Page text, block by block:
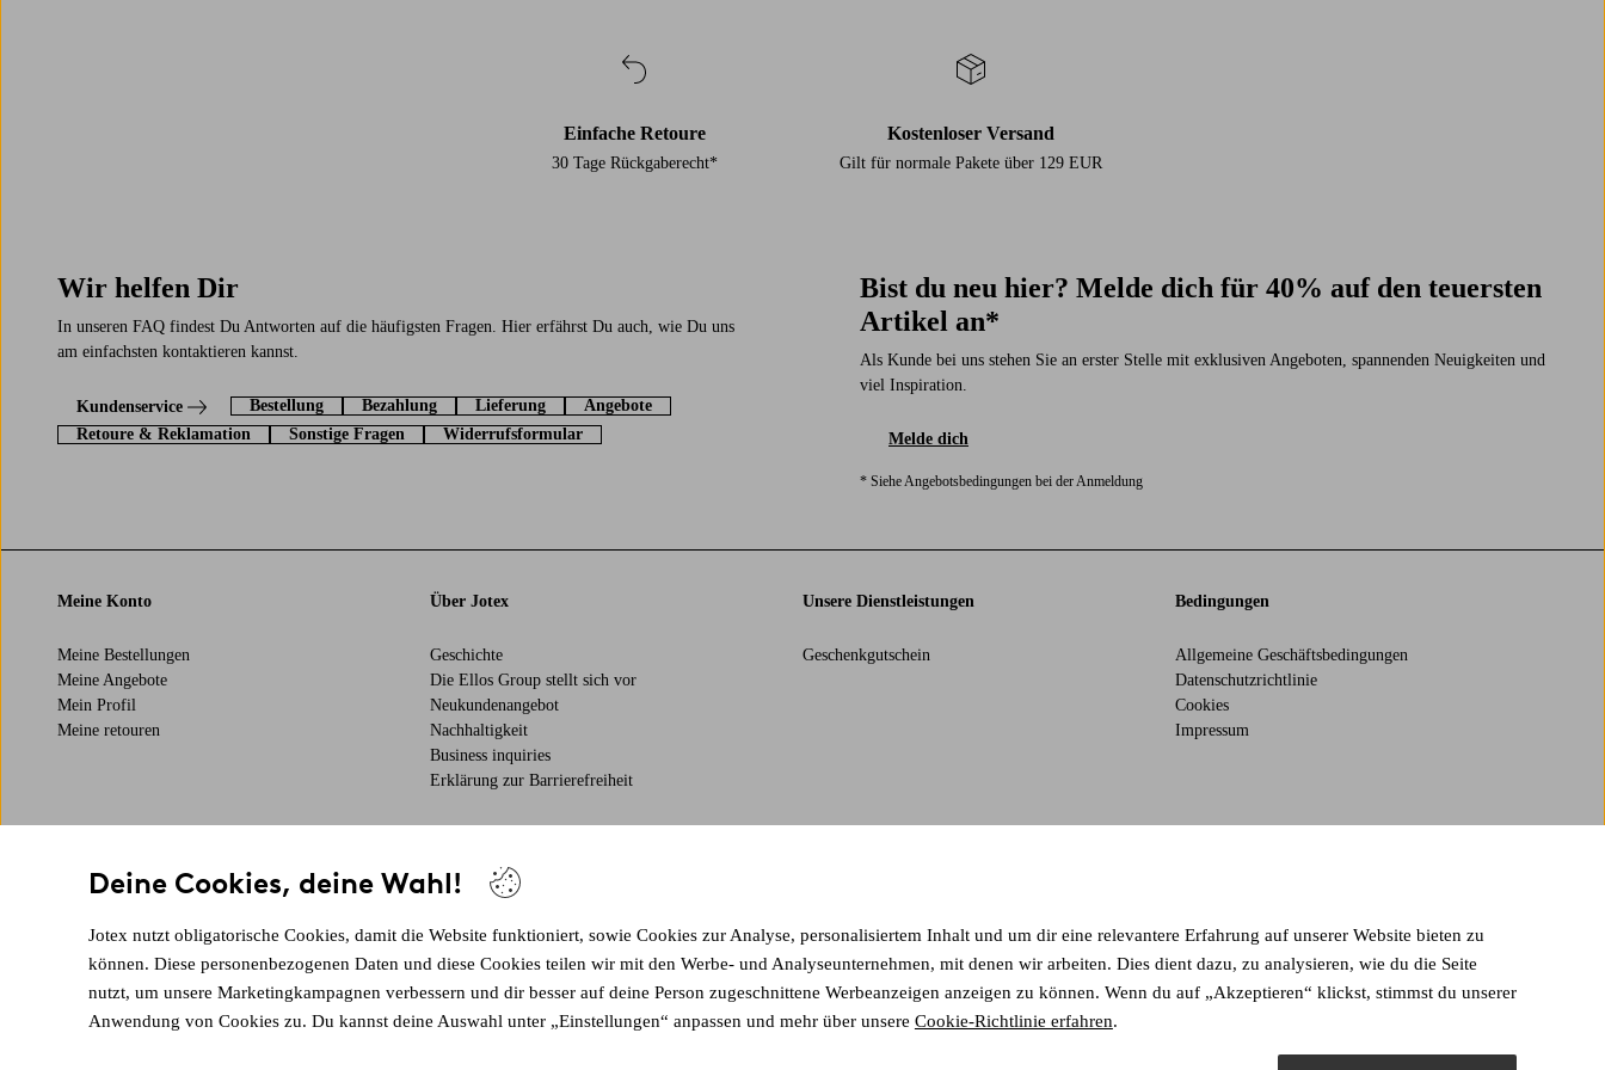
Deine Cookies, deine Wahl!
Jotex nutzt obligatorische Cookies, damit die Website funktioniert, sowie Cookies zur Analyse, personalisiertem Inhalt und um dir eine relevantere Erfahrung auf unserer Website bieten zu
können. Diese personenbezogenen Daten und diese Cookies teilen wir mit den Werbe- und Analyseunternehmen, mit denen wir arbeiten. Dies dient dazu, zu analysieren, wie du die Seite
nutzt, um unsere Marketingkampagnen verbessern und dir besser auf deine Person zugeschnittene Werbeanzeigen anzeigen zu können. Wenn du auf „Akzeptieren“ klickst, stimmst du unserer
Anwendung von Cookies zu. Du kannst deine Auswahl unter „Einstellungen“ anpassen und mehr über unsere Cookie-Richtlinie erfahren.
Einfache Retoure
30 Tage Rückgaberecht*
Kostenloser Versand
Gilt für normale Pakete über 129 EUR
Bist du neu hier? Melde dich für 40% auf den teuersten
Artikel an*
Als Kunde bei uns stehen Sie an erster Stelle mit exklusiven Angeboten, spannenden Neuigkeiten und
viel Inspiration.
Melde dich
* Siehe Angebotsbedingungen bei der Anmeldung
Wir helfen Dir
In unseren FAQ findest Du Antworten auf die häufigsten Fragen. Hier erfährst Du auch, wie Du uns
am einfachsten kontaktieren kannst.
Kundenservice Bestellung Bezahlung Lieferung
Angebote
Retoure & Reklamation
Sonstige Fragen Widerrufsformular
Meine Konto
Meine Bestellungen
Meine Angebote
Mein Profil
Meine retouren
Über Jotex
Geschichte
Die Ellos Group stellt sich vor
Neukundenangebot
Nachhaltigkeit
Business inquiries
Erklärung zur Barrierefreiheit
Unsere Dienstleistungen
Geschenkgutschein
Bedingungen
Allgemeine Geschäftsbedingungen
Datenschutzrichtlinie
Cookies
Impressum
Ellos is the leading Nordic destination for irresistible fashion and beauty. Discover a vast, modern selection of items and the latest trends, curated to make finding your next look effortless. It’s all here.
Sichere Zahlungen - Jetzt bezahlen oder aufteilen
Möchtest du mehr über unsere Zahlungsmöglichkeiten erfahren?